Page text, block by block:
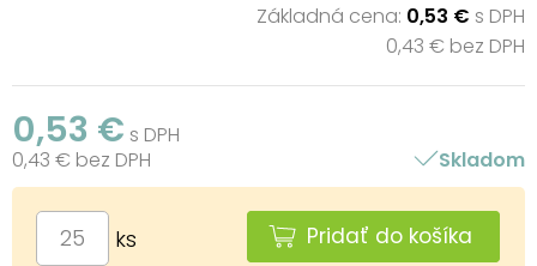
Základná cena: 0,53 € s DPH
0,43 € bez DPH
0,53 € s DPH
0,43 € bez DPH
Skladom
ks Pridať do košíka